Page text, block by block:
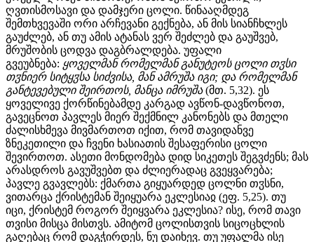
ღვთისმოსავი და დამჯერი ცოლი. წინააღმდეგ
შემთხვევაში ორი არჩევანი გექნება, ან მის სიანჩხლეს
გაუძლებ, ან თუ ამის ატანას ვერ შეძლებ და გაუშვებ,
მრუშობის ცოდვა დაგბრალდება. უფალი
გვეუბნება: ყოველმან რომელმან განუტეოს ცოლი თჳსი
თჳნიერ სიტყჳსა სიძვისა, მან ამრუშა იგი; და რომელმან
განტევებული შეირთოს, მანცა იმრუშა(მთ. 5,32). ეს
ყოველივე ქორწინებამდე კარგად ავწონ-დავწონოთ,
გავეცნოთ პავლეს მიერ შექმნილ კანონებს და მთელი
ძალისხმევა მივმართოთ იქით, რომ თავიდანვე
ზნეკეთილი და ჩვენი ხასიათის შესაფერისი ცოლი
შევირთოთ. ასეთი მონდომება დიდ სიკეთეს შეგვძენს; მას
არასდროს გავუშვებთ და ძლიერადაც გვეყვარება;
პავლე გვავლებს: ქმართა გიყუარდედ ცოლნი თჳსნი,
ვითარცა ქრისტემან შეიყუარა ეკლესიაჲ (ეფ. 5,25). თუ
იცი, ქრისტემ როგორ შეიყვარა ეკლესია? ისე, რომ თავი
თვისი მისცა მისთვს. ამიტომ ცოლისთვის სიცოცხლის
გაღებაც რომ დაგჭირდეს, ნუ დაიხევ. თუ უფალმა ისე